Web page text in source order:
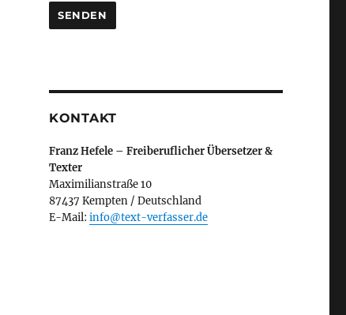
KONTAKT
Franz Hefele – Freiberuflicher Übersetzer &
Texter
Maximilianstraße 10
87437 Kempten / Deutschland
E-Mail: info@text-verfasser.de